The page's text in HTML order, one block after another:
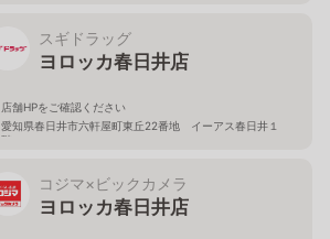
スギドラッグ
ヨロッカ春日井店
店舗HPをご確認ください
愛知県春日井市六軒屋町東丘22番地 イーアス春日井１
階
コジマ×ビックカメラ
ヨロッカ春日井店